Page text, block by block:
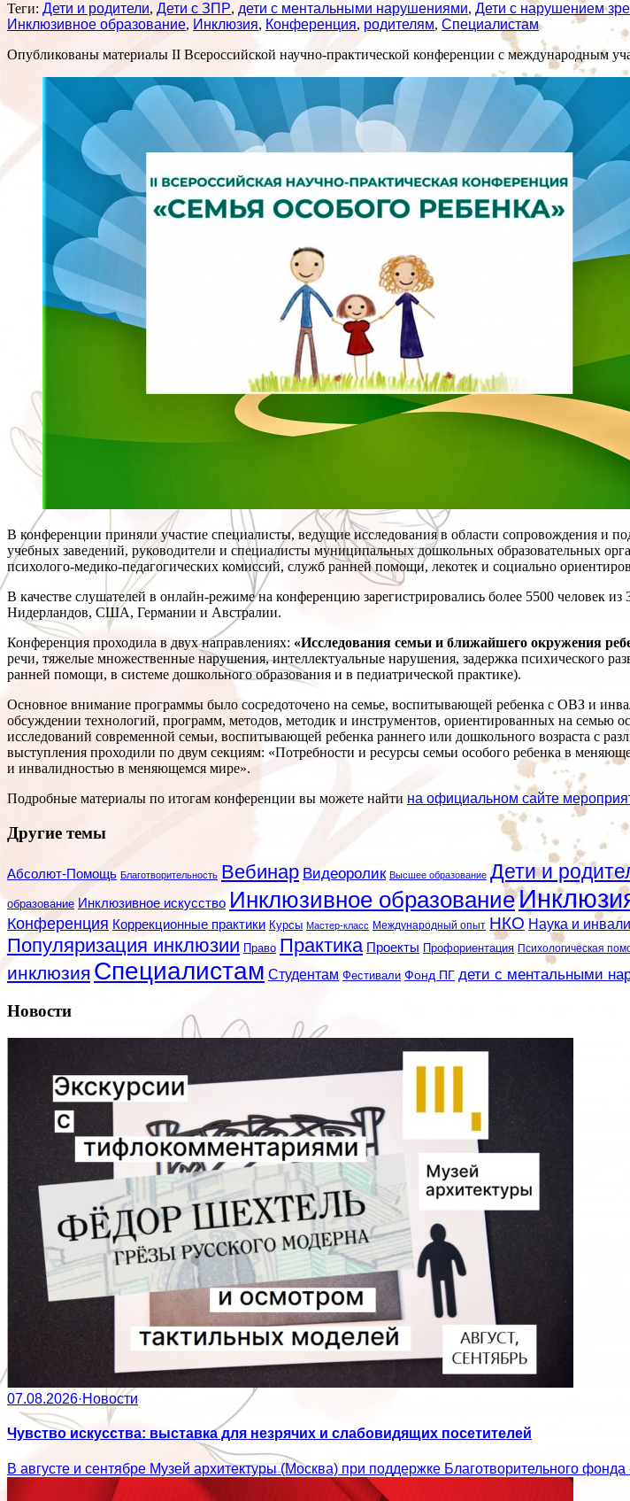
Теги: Дети и родители, Дети с ЗПР, дети с ментальными нарушениями, Дети с нарушением
Инклюзивное образование, Инклюзия, Конференция, родителям, Специалистам
Опубликованы материалы II Всероссийской научно-практической конференции с международным
В конференции приняли участие специалисты, ведущие исследования в области сопровождения
учебных заведений, руководители и специалисты муниципальных дошкольных образовательных
психолого-медико-педагогических комиссий, служб ранней помощи, лекотек и социально
В качестве слушателей в онлайн-режиме на конференцию зарегистрировались более 5500 человек
Нидерландов, США, Германии и Австралии.
Конференция проходила в двух направлениях: «Исследования семьи и ближайшего окружения
речи, тяжелые множественные нарушения, интеллектуальные нарушения, задержка психического
ранней помощи, в системе дошкольного образования и в педиатрической практике).
Основное внимание программы было сосредоточено на семье, воспитывающей ребенка с ОВЗ и
обсуждении технологий, программ, методов, методик и инструментов, ориентированных на семью
исследований современной семьи, воспитывающей ребенка раннего или дошкольного возраста с
выступления проходили по двум секциям: «Потребности и ресурсы семьи особого ребенка в
и инвалидностью в меняющемся мире».
Подробные материалы по итогам конференции вы можете найти на официальном сайте
Другие темы
Абсолют-Помощь Благотворительность Вебинар Видеоролик Высшее образование Дети и
образование Инклюзивное искусство Инклюзивное образование
Конференция Коррекционные практики Курсы Мастер-класс Международный опыт НКО Наука и
Популяризация инклюзии Право Практика Проекты Профориентация Психологическая
инклюзия Специалистам Студентам Фестивали Фонд ПГ дети с ментальными
Новости
07.08.2026·Новости
Чувство искусства: выставка для незрячих и слабовидящих посетителей
В августе и сентябре Музей архитектуры (Москва) при поддержке Благотворительного